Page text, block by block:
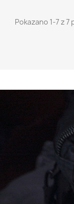
Pokazano 1-7 z 7